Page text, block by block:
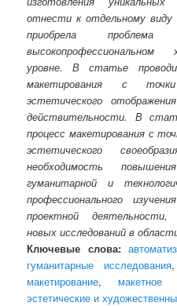
отнести к отдельному виду
приобрела
высокопрофессиональном
уровне. В статье
макетирования с
эстетического
действительности. В
процесс макетирования с
эстетического
необходимость
гуманитарной и
профессионального
проектной деятельности,
новых исследований в
Ключевые слова:
гуманитарные исследования
макетирование, макетное
эстетические и